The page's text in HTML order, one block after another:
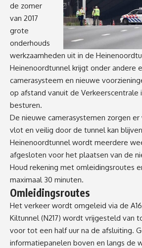
de zomer
van 2017
grote
onderhouds
werkzaamheden uit in de
Heinenoordtunnel krijgt onder andere
camerasysteem en nieuwe
op afstand vanuit de Verkeerscentrale
besturen.
De nieuwe camerasystemen zorgen
vlot en veilig door de tunnel kan
Heinenoordtunnel wordt meerdere
afgesloten voor het plaatsen van de
Houd rekening met omleidingsroutes
maximaal 30 minuten.
Omleidingsroutes
Het verkeer wordt omgeleid via de A16,
Kiltunnel (N217) wordt vrijgesteld van
voor tot een half uur na de afsluiting.
informatiepanelen boven en langs de